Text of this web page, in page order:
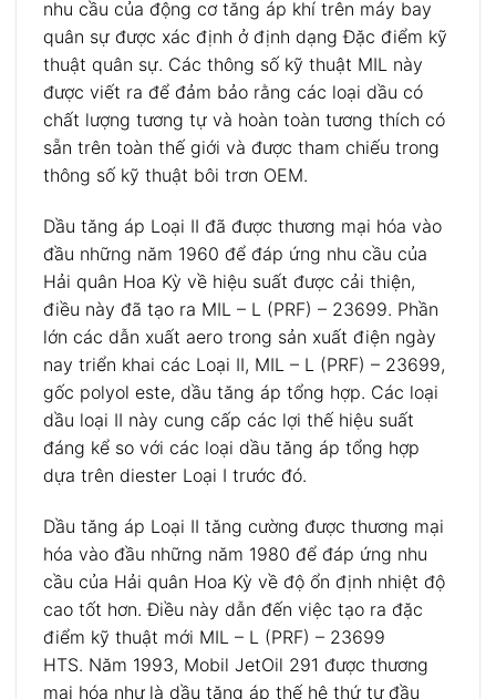
nhu cầu của động cơ tăng áp khí trên máy bay
quân sự được xác định ở định dạng Đặc điểm kỹ
thuật quân sự. Các thông số kỹ thuật MIL này
được viết ra để đảm bảo rằng các loại dầu có
chất lượng tương tự và hoàn toàn tương thích có
sẵn trên toàn thế giới và được tham chiếu trong
thông số kỹ thuật bôi trơn OEM.
Dầu tăng áp Loại II đã được thương mại hóa vào
đầu những năm 1960 để đáp ứng nhu cầu của
Hải quân Hoa Kỳ về hiệu suất được cải thiện,
điều này đã tạo ra MIL – L (PRF) – 23699. Phần
lớn các dẫn xuất aero trong sản xuất điện ngày
nay triển khai các Loại II, MIL – L (PRF) – 23699,
gốc polyol este, dầu tăng áp tổng hợp. Các loại
dầu loại II này cung cấp các lợi thế hiệu suất
đáng kể so với các loại dầu tăng áp tổng hợp
dựa trên diester Loại I trước đó.
Dầu tăng áp Loại II tăng cường được thương mại
hóa vào đầu những năm 1980 để đáp ứng nhu
cầu của Hải quân Hoa Kỳ về độ ổn định nhiệt độ
cao tốt hơn. Điều này dẫn đến việc tạo ra đặc
điểm kỹ thuật mới MIL – L (PRF) – 23699
HTS. Năm 1993, Mobil JetOil 291 được thương
mại hóa như là dầu tăng áp thế hệ thứ tư đầu